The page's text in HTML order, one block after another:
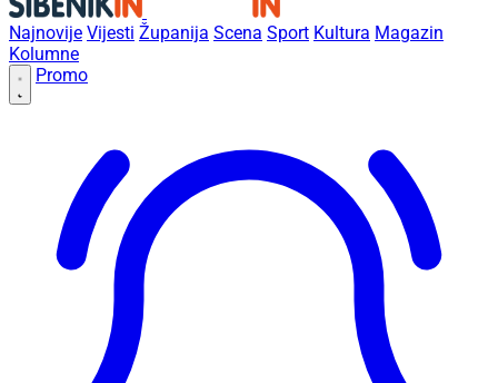
Najnovije Vijesti Županija Scena Sport Kultura Magazin
Kolumne
Promo